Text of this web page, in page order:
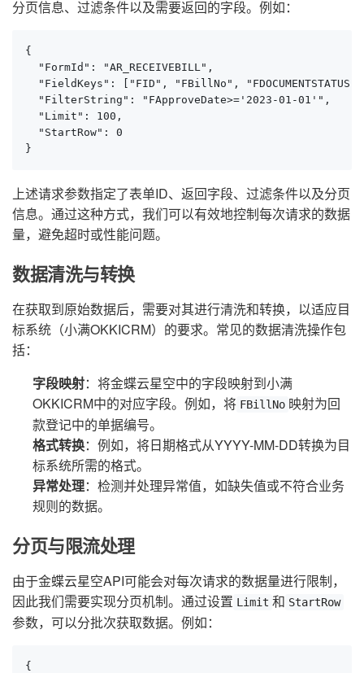
分页信息、过滤条件以及需要返回的字段。例如：
{
  "FormId": "AR_RECEIVEBILL",
"FieldKeys": ["FID", "FBillNo",
  "FilterString": "FApproveDate>='2023-01-01'",
  "Limit": 100,
  "StartRow": 0
}
上述请求参数指定了表单ID、返回字段、过滤条件以及分页
信息。通过这种方式，我们可以有效地控制每次请求的数据
量，避免超时或性能问题。
数据清洗与转换
在获取到原始数据后，需要对其进行清洗和转换，以适应目
标系统（小满OKKICRM）的要求。常见的数据清洗操作包
括：
字段映射：将金蝶云星空中的字段映射到小满
OKKICRM中的对应字段。例如，将 FBillNo 映射为回
款登记中的单据编号。
格式转换：例如，将日期格式从YYYY-MM-DD转换为目
标系统所需的格式。
异常处理：检测并处理异常值，如缺失值或不符合业务
规则的数据。
分页与限流处理
由于金蝶云星空API可能会对每次请求的数据量进行限制，
因此我们需要实现分页机制。通过设置 Limit 和 StartRow
参数，可以分批次获取数据。例如：
{